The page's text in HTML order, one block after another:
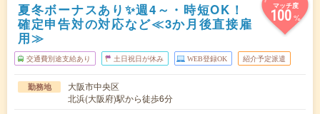
マッチ度
100%
夏冬ボーナスあり✨週4～・時短OK！
確定申告対の対応など≪3か月後直接雇
用≫
交通費別途支給あり 土日祝日が休み WEB登録OK 紹介予定派遣
勤務地
大阪市中央区
北浜(大阪府)駅から徒歩6分